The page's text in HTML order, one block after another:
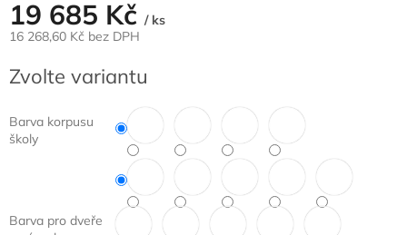
19 685 Kč / ks
16 268,60 Kč bez DPH
cena:
Zvolte variantu
Barva korpusu
školy
Barva pro dveře